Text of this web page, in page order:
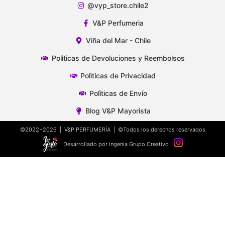
@vyp_store.chile2
V&P Perfumeria
Viña del Mar - Chile
Polìticas de Devoluciones y Reembolsos
Polìticas de Privacidad
Polìticas de Envío
Blog V&P Mayorista
©2022~2026 | V&P PERFUMERÍA | ©Todos los derechos reservados
Desarrollado por Ingenia Grupo Creativo